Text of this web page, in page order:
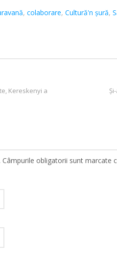
, colaborare, Cultură'n șură,
Kereskenyi a
Câmpurile obligatorii sunt marcate